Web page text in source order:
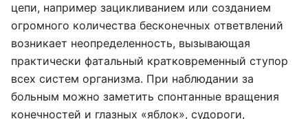
цепи, например зацикливанием или созданием
огромного количества бесконечных ответвлений
возникает неопределенность, вызывающая
практически фатальный кратковременный ступор
всех систем организма. При наблюдании за
больным можно заметить спонтанные вращения
конечностей и глазных «яблок», судороги,